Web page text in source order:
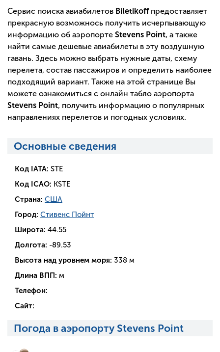
Сервис поиска авиабилетов Biletikoffпредоставляет
прекрасную возможнось получить исчерпывающую
информацию об аэропорте Stevens Point, а также
найти самые дешевые авиабилеты в эту воздушную
гавань. Здесь можно выбрать нужные даты, схему
перелета, состав пассажиров и определить наиболее
подходящий вариант. Также на этой странице Вы
можете ознакомиться с онлайн табло аэропорта
Stevens Point, получить информацию о популярных
направлениях перелетов и погодных условиях.
Основные сведения
Код IATA: STE
Код ICAO: KSTE
Страна: США
Город: Стивенс Пойнт
Широта: 44.55
Долгота: -89.53
Высота над уровнем моря: 338 м
Длина ВПП: м
Телефон:
Сайт:
Погода в аэропорту Stevens Point